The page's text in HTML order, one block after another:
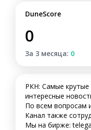
DuneScore
0
За 3 месяца: 0
РКН: Самые крутые
интересные
По всем вопросам
Канал также
Мы на бирже: